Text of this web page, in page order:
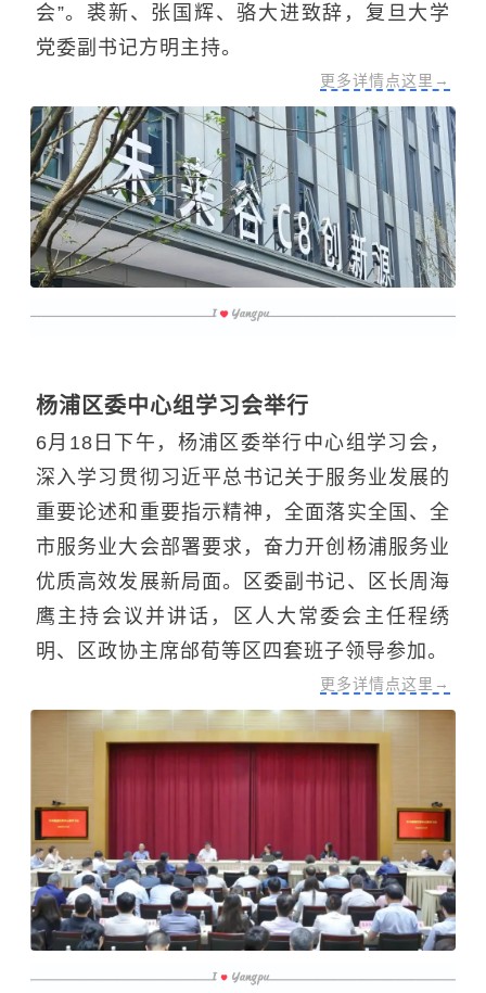
会”。裘新、张国辉、骆大进致辞，复旦大学
党委副书记方明主持。
更多详情点这里→
杨浦区委中心组学习会举行
6月18日下午，杨浦区委举行中心组学习会，
深入学习贯彻习近平总书记关于服务业发展的
重要论述和重要指示精神，全面落实全国、全
市服务业大会部署要求，奋力开创杨浦服务业
优质高效发展新局面。区委副书记、区长周海
鹰主持会议并讲话，区人大常委会主任程绣
明、区政协主席邰荀等区四套班子领导参加。
更多详情点这里→